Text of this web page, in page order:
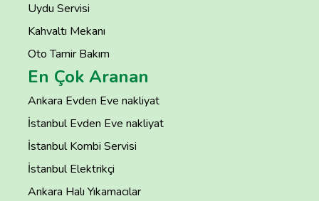
Uydu Servisi
Kahvaltı Mekanı
Oto Tamir Bakım
En Çok Aranan
Ankara Evden Eve nakliyat
İstanbul Evden Eve nakliyat
İstanbul Kombi Servisi
İstanbul Elektrikçi
Ankara Halı Yıkamacılar